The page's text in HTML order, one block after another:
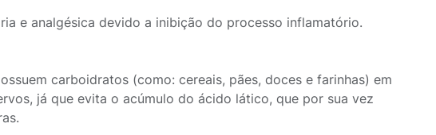
e analgésica devido a inibição do processo inflamatório.
carboidratos (como: cereais, pães, doces e farinhas) em
já que evita o acúmulo do ácido lático, que por sua vez